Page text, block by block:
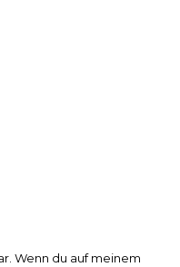
Wenn du auf meinem